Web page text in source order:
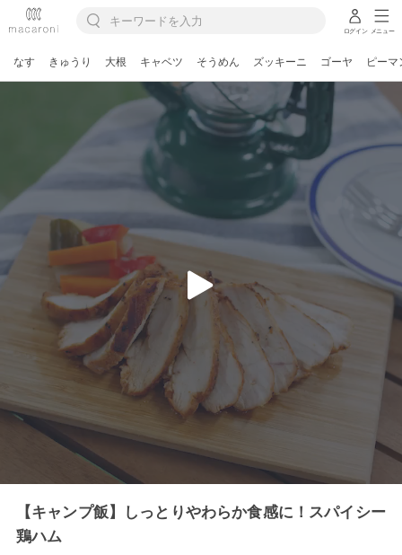
ログイン メニュー
なす きゅうり 大根 キャベツ そうめん ズッキーニ ゴーヤ ピーマ
【キャンプ飯】しっとりやわらか食感に！スパイシー
鶏ハム